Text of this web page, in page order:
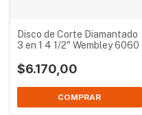
Disco de Corte Diamantado
3 en 1 4 1/2" Wembley 6060
$6.170,00